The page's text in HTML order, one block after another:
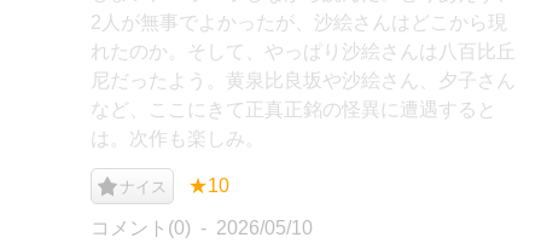
2人が無事でよかったが、沙絵さんはどこから現
れたのか。そして、やっぱり沙絵さんは八百比丘
尼だったよう。黄泉比良坂や沙絵さん、夕子さん
など、ここにきて正真正銘の怪異に遭遇すると
は。次作も楽しみ。
ナイス ★10
コメント(0) 2026/05/10